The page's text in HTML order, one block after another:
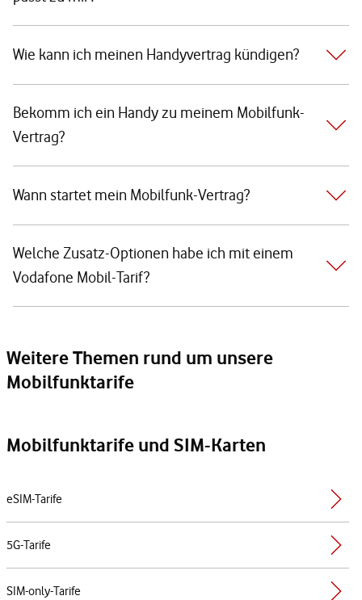
Wie kann ich meinen Handyvertrag kündigen?
Bekomm ich ein Handy zu meinem Mobilfunk-
Vertrag?
Wann startet mein Mobilfunk-Vertrag?
Welche Zusatz-Optionen habe ich mit einem
Vodafone Mobil-Tarif?
Weitere Themen rund um unsere
Mobilfunktarife
Mobilfunktarife und SIM-Karten
eSIM-Tarife
5G-Tarife
SIM-only-Tarife